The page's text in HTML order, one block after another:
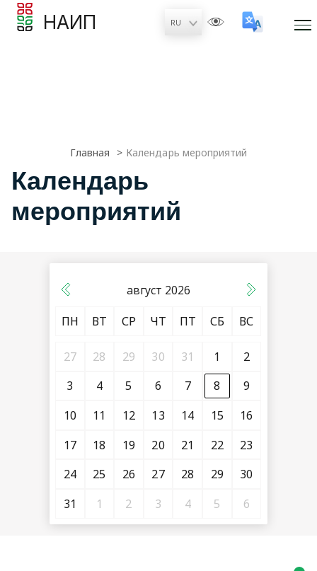
НАИП
Главная Календарь мероприятий
Календарь
мероприятий
август 2026
ПН
ВТ СР ЧТ ПТ СБ ВС
27 28 29 30 31 1
2
3
4 5 6 7 8
9
10
11 12 13 14 15
16
17
18 19 20 21 22
23
24
25 26 27 28 29
30
31
1 2 3 4 5 6